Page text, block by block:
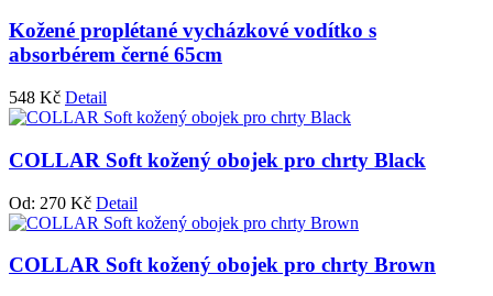
Kožené proplétané vycházkové vodítko s
absorbérem černé 65cm
548 Kč Detail
COLLAR Soft kožený obojek pro chrty Black
Od: 270 Kč Detail
COLLAR Soft kožený obojek pro chrty Brown